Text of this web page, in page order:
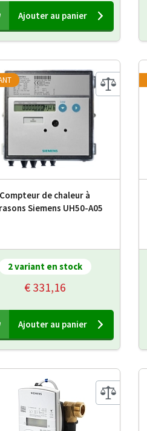
Ajouter au panier
Compteur de chaleur à
Siemens UH50-A05
2 variant en stock
€ 331,16
Ajouter au panier